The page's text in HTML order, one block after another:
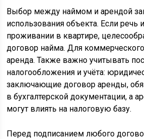
Выбор между наймом и арендой
использования объекта. Если
проживании в квартире,
договор найма. Для
аренда. Также важно учитывать
налогообложения и учёта:
заключающие договор аренды,
в бухгалтерской документации, а
могут влиять на налоговую базу.
Перед подписанием любого